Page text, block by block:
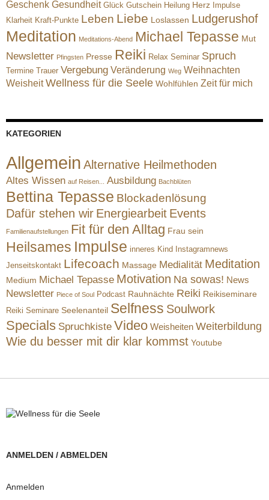
Geschenk Gesundheit Glück Gutschein Heilung Herz Impulse
Klarheit Kraft-Punkte Leben Liebe Loslassen Ludgerushof
Meditation Meditations-Abend Michael Tepasse Mut
Newsletter Pfingsten Presse Reiki Relax Seminar Spruch
Termine Trauer Vergebung Veränderung Weg Weihnachten
Weisheit Wellness für die Seele Wohlfühlen Zeit für mich
KATEGORIEN
Allgemein Alternative Heilmethoden
Altes Wissen auf Reisen... Ausbildung Bachblüten
Bettina Tepasse Blockadenlösung
Dafür stehen wir Energiearbeit Events
Familienaufstellungen Fit für den Alltag Frau sein
Heilsames Impulse inneres Kind Instagramnews
Jenseitskontakt Lifecoach Massage Medialität Meditation
Medium Michael Tepasse Motivation Na sowas! News
Newsletter Piece of Soul Podcast Rauhnächte Reiki Reikiseminare
Reiki Seminare Seelenanteil Selfness Soulwork
Specials Spruchkiste Video Weisheiten Weiterbildung
Wie du besser mit dir klar kommst Youtube
ANMELDEN / ABMELDEN
Anmelden